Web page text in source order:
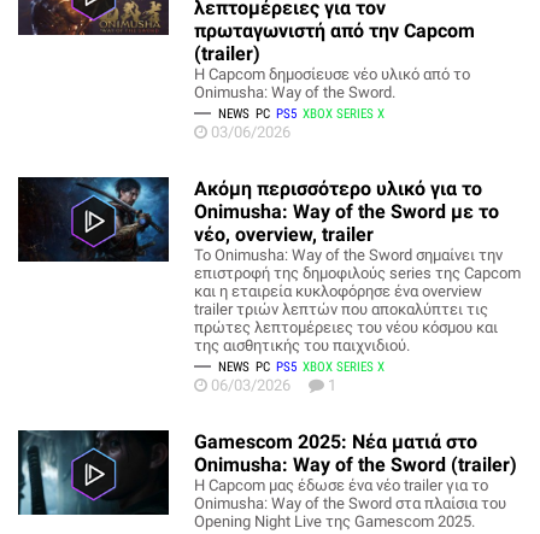
λεπτομέρειες για τον
πρωταγωνιστή από την Capcom
(trailer)
Η Capcom δημοσίευσε νέο υλικό από το
Onimusha: Way of the Sword.
NEWS PC PS5 XBOX SERIES X
03/06/2026
Ακόμη περισσότερο υλικό για το
Onimusha: Way of the Sword με το
νέο, overview, trailer
Το Onimusha: Way of the Sword σημαίνει την
επιστροφή της δημοφιλούς series της Capcom
και η εταιρεία κυκλοφόρησε ένα overview
trailer τριών λεπτών που αποκαλύπτει τις
πρώτες λεπτομέρειες του νέου κόσμου και
της αισθητικής του παιχνιδιού.
NEWS PC PS5 XBOX SERIES X
06/03/2026 1
Gamescom 2025: Νέα ματιά στο
Onimusha: Way of the Sword (trailer)
Η Capcom μας έδωσε ένα νέο trailer για το
Onimusha: Way of the Sword στα πλαίσια του
Opening Night Live της Gamescom 2025.